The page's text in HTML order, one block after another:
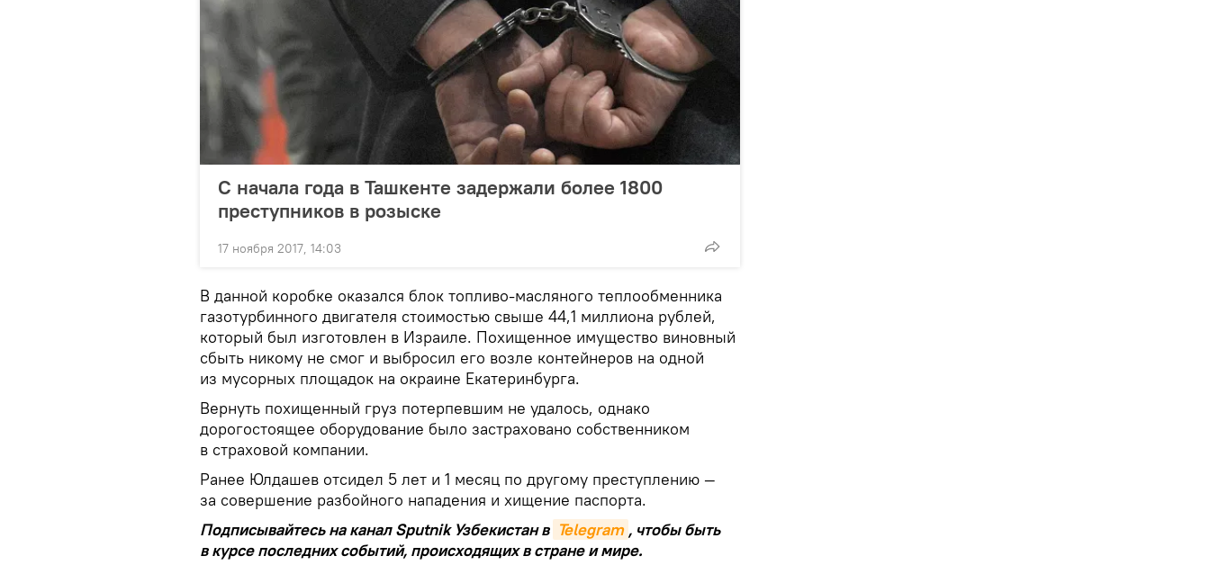
С начала года в Ташкенте задержали более 1800
преступников в розыске
17 ноября 2017, 14:03
В данной коробке оказался блок топливо-масляного теплообменника
газотурбинного двигателя стоимостью свыше 44,1 миллиона рублей,
который был изготовлен в Израиле. Похищенное имущество виновный
сбыть никому не смог и выбросил его возле контейнеров на одной
из мусорных площадок на окраине Екатеринбурга.
Вернуть похищенный груз потерпевшим не удалось, однако
дорогостоящее оборудование было застраховано собственником
в страховой компании.
Ранее Юлдашев отсидел 5 лет и 1 месяц по другому преступлению —
за совершение разбойного нападения и хищение паспорта.
Подписывайтесь на канал Sputnik Узбекистан в Telegram , чтобы быть
в курсе последних событий, происходящих в стране и мире.